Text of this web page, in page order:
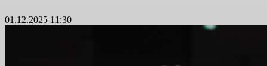
01.12.2025 11:30